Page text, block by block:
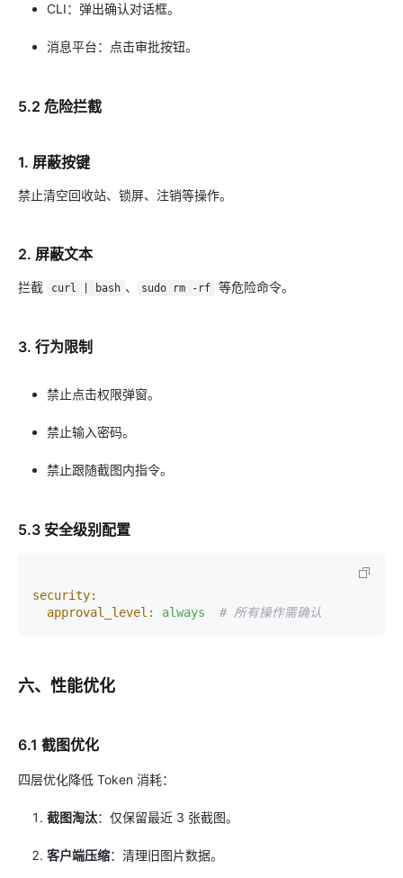
CLI：弹出确认对话框。
消息平台：点击审批按钮。
5.2 危险拦截
1. 屏蔽按键
禁止清空回收站、锁屏、注销等操作。
2. 屏蔽文本
拦截 curl | bash 、 sudo rm -rf 等危险命令。
3. 行为限制
禁止点击权限弹窗。
禁止输入密码。
禁止跟随截图内指令。
5.3 安全级别配置
security:
approval_level:
always # 所有操作需确认
六、性能优化
6.1 截图优化
四层优化降低 Token 消耗：
截图淘汰：仅保留最近 3 张截图。
客户端压缩：清理旧图片数据。